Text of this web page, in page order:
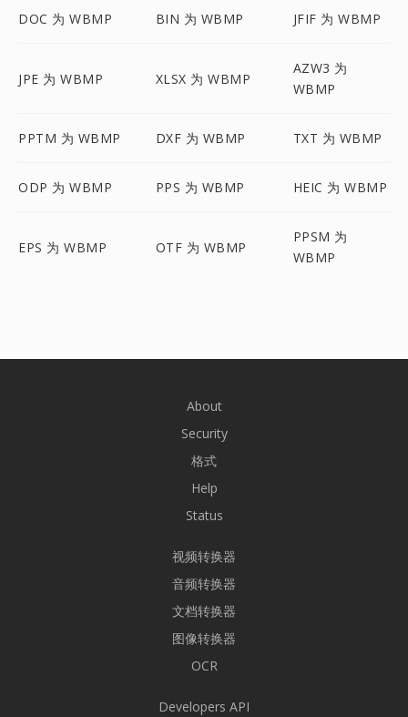
DOC 为 WBMP BIN 为 WBMP JFIF 为 WBMP
JPE 为 WBMP XLSX 为 WBMP
AZW3 为
WBMP
PPTM 为 WBMP DXF 为 WBMP TXT 为 WBMP
ODP 为 WBMP PPS 为 WBMP HEIC 为 WBMP
EPS 为 WBMP OTF 为 WBMP
PPSM 为
WBMP
About
Security
格式
Help
Status
视频转换器
音频转换器
文档转换器
图像转换器
OCR
Developers API